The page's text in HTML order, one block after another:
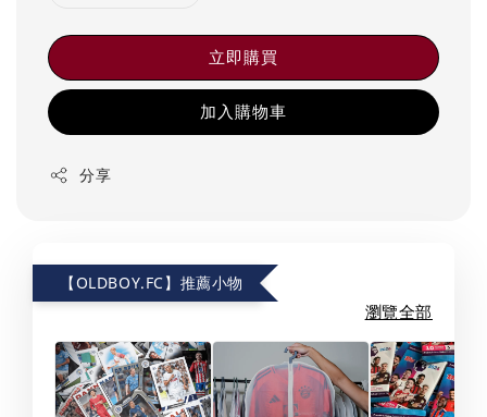
立即購買
加入購物車
分享
【OLDBOY.FC】推薦小物
瀏覽全部